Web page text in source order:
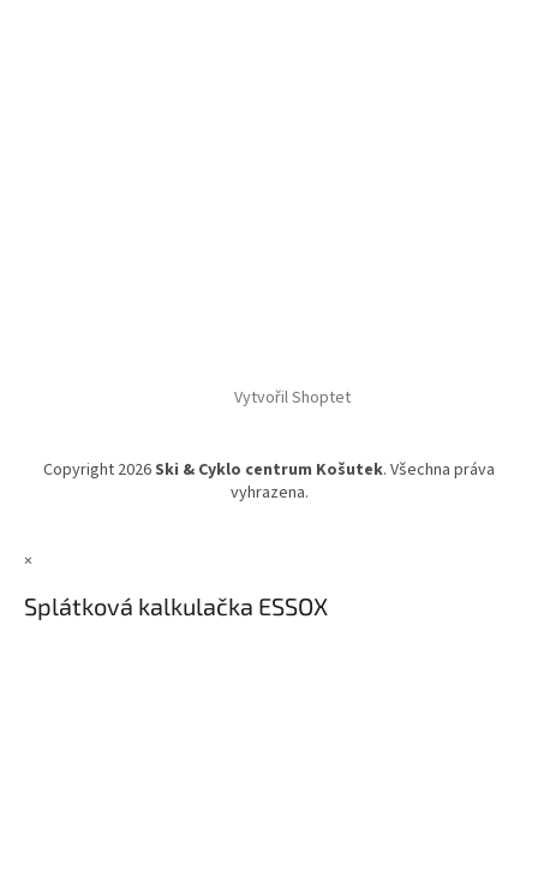
Vytvořil Shoptet
Copyright 2026Ski & Cyklo centrum Košutek. Všechna práva
vyhrazena.
×
Splátková kalkulačka ESSOX